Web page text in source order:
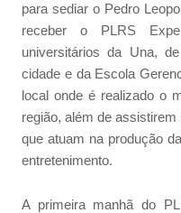
para sediar o Pedro
receber o PLRS
universitários da Una,
cidade e da Escola
local onde é realizado o
região, além de
que atuam na produção
entretenimento.
A primeira manhã do